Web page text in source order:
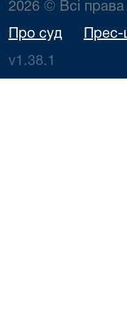
2026 © Всі права
Про суд Прес-
v1.38.1